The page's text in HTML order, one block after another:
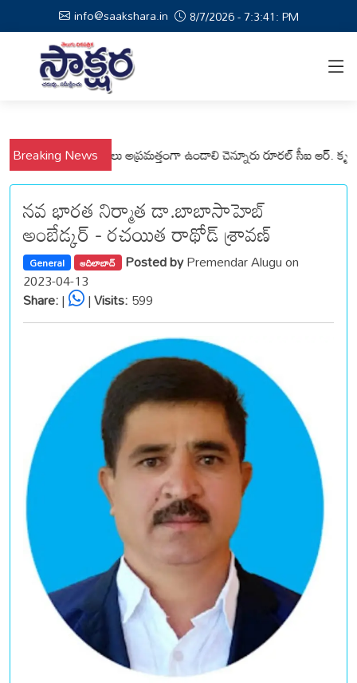
info@saakshara.in 8/7/2026 - 7:3:41: PM
Breaking News
ప్రజలు అప్రమత్తంగా ఉండాలి చెన్నూరు రూరల్ సీఐ ఆర్. కృష్ణ
నవ భారత నిర్మాత డా.బాబాసాహెబ్
అంబేడ్కర్ - రచయిత రాథోడ్ శ్రావణ్
General ఆదిలాబాద్ Posted byPremendar Alugu on
2023-04-13
Share:| |Visits:599